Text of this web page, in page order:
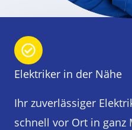
Elektriker in der Nähe
Ihr zuverlässiger
schnell vor Ort in ganz